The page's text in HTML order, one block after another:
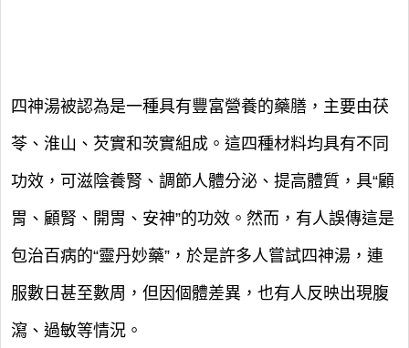
四神湯被認為是一種具有豐富營養的藥膳，主要由茯
苓、淮山、芡實和茨實組成。這四種材料均具有不同
功效，可滋陰養腎、調節人體分泌、提高體質，具“顧
胃、顧腎、開胃、安神”的功效。然而，有人誤傳這是
包治百病的“靈丹妙藥”，於是許多人嘗試四神湯，連
服數日甚至數周，但因個體差異，也有人反映出現腹
瀉、過敏等情況。